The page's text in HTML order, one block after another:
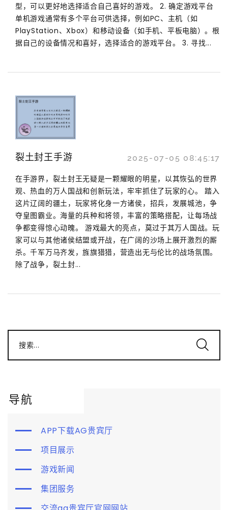
型，可以更好地选择适合自己喜好的游戏。 2. 确定游戏平台
单机游戏通常有多个平台可供选择，例如PC、主机（如
PlayStation、Xbox）和移动设备（如手机、平板电脑）。根
据自己的设备情况和喜好，选择适合的游戏平台。 3. 寻找...
裂土封王手游 2025-07-05 08:45:17
在手游界，裂土封王无疑是一颗耀眼的明星，以其恢弘的世界
观、热血的万人国战和创新玩法，牢牢抓住了玩家的心。 踏入
这片辽阔的疆土，玩家将化身一方诸侯，招兵，发展城池，争
夺皇图霸业。海量的兵种和将领，丰富的策略搭配，让每场战
争都变得惊心动魄。 游戏最大的亮点，莫过于其万人国战。玩
家可以与其他诸侯结盟或开战，在广阔的沙场上展开激烈的厮
杀。千军万马齐发，旌旗猎猎，营造出无与伦比的战场氛围。
除了战争，裂土封...
搜索...
导航
APP下载AG贵宾厅
项目展示
游戏新闻
集团服务